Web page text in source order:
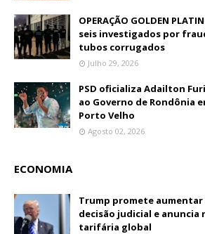
OPERAÇÃO GOLDEN
seis investigados por
tubos corrugados
Julho 29, 2026
PSD oficializa Adailton
ao Governo de Rondônia
Porto Velho
Agosto 02, 2026
ECONOMIA
Trump promete
decisão judicial e anuncia
tarifária global